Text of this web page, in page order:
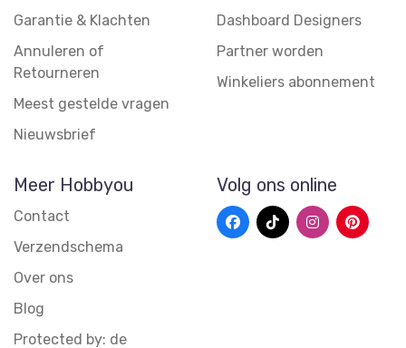
Garantie & Klachten
Annuleren of
Retourneren
Meest gestelde vragen
Nieuwsbrief
Dashboard Designers
Partner worden
Winkeliers abonnement
Meer Hobbyou
Contact
Verzendschema
Over ons
Blog
Protected by: de
Volg ons online